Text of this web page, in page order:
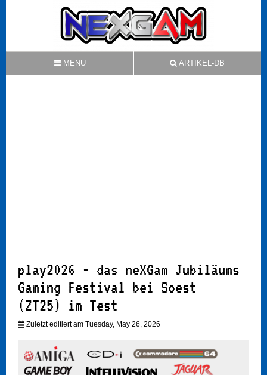
MENU ARTIKEL-DB
play2026 - das neXGam Jubiläums
Gaming Festival bei Soest
(ZT25) im Test
Zuletzt editiert am Tuesday, May 26, 2026